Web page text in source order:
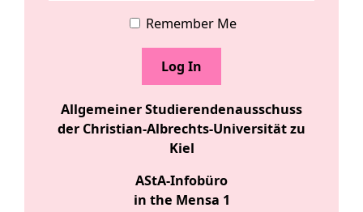
Remember Me
Allgemeiner Studierendenausschuss
der Christian-Albrechts-Universität zu
Kiel
AStA-Infobüro
in the Mensa 1